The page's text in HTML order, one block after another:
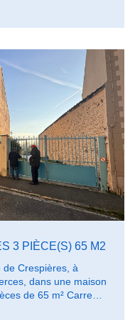
3 PIÈCE(S) 65 M2
de Crespières, à
dans une maison
de 65 m² Carrez